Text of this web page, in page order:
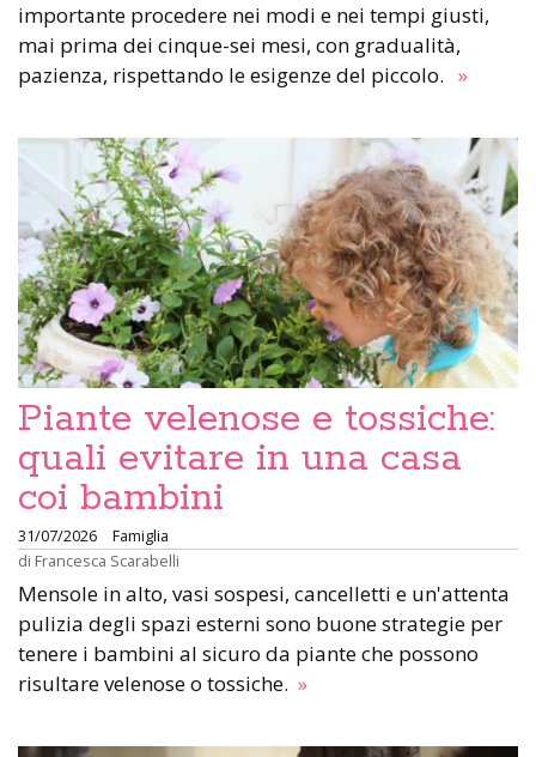
importante procedere nei modi e nei tempi giusti,
mai prima dei cinque-sei mesi, con gradualità,
pazienza, rispettando le esigenze del piccolo. »
Piante velenose e tossiche:
quali evitare in una casa
coi bambini
31/07/2026
Famiglia
di Francesca Scarabelli
Mensole in alto, vasi sospesi, cancelletti e un'attenta
pulizia degli spazi esterni sono buone strategie per
tenere i bambini al sicuro da piante che possono
risultare velenose o tossiche. »